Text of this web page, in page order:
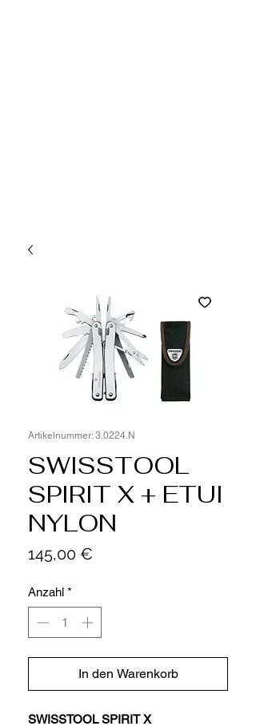
Artikelnummer: 3.0224.N
SWISSTOOL
SPIRIT X + ETUI
NYLON
145,00 €
Anzahl *
In den Warenkorb
SWISSTOOL SPIRIT X